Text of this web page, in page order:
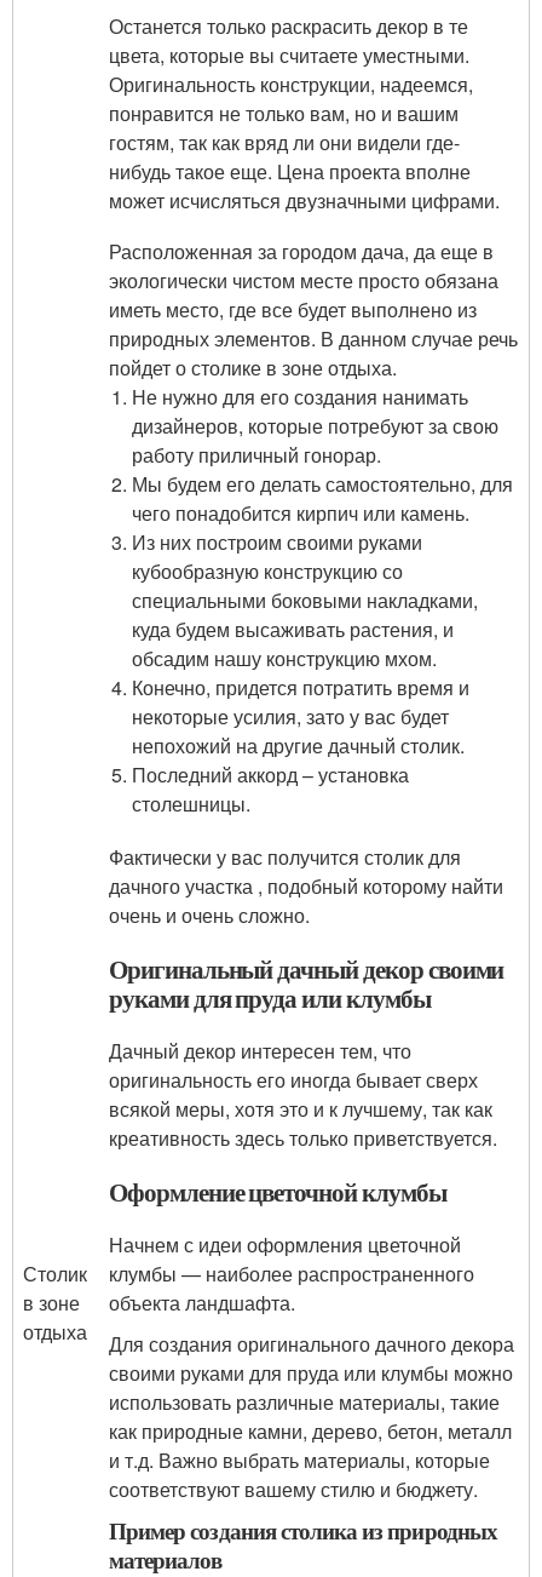
Останется только раскрасить декор в те
цвета, которые вы считаете уместными.
Оригинальность конструкции, надеемся,
понравится не только вам, но и вашим
гостям, так как вряд ли они видели где-
нибудь такое еще. Цена проекта вполне
может исчисляться двузначными цифрами.
Столик
в зоне
отдыха
Расположенная за городом дача, да еще в
экологически чистом месте просто обязана
иметь место, где все будет выполнено из
природных элементов. В данном случае речь
пойдет о столике в зоне отдыха.
Не нужно для его создания нанимать
дизайнеров, которые потребуют за свою
работу приличный гонорар.
Мы будем его делать самостоятельно, для
чего понадобится кирпич или камень.
Из них построим своими руками
кубообразную конструкцию со
специальными боковыми накладками,
куда будем высаживать растения, и
обсадим нашу конструкцию мхом.
Конечно, придется потратить время и
некоторые усилия, зато у вас будет
непохожий на другие дачный столик.
Последний аккорд – установка
столешницы.
Фактически у вас получится столик для
дачного участка , подобный которому найти
очень и очень сложно.
Оригинальный дачный декор своими
руками для пруда или клумбы
Дачный декор интересен тем, что
оригинальность его иногда бывает сверх
всякой меры, хотя это и к лучшему, так как
креативность здесь только приветствуется.
Оформление цветочной клумбы
Начнем с идеи оформления цветочной
клумбы — наиболее распространенного
объекта ландшафта.
Для создания оригинального дачного декора
своими руками для пруда или клумбы можно
использовать различные материалы, такие
как природные камни, дерево, бетон, металл
и т.д. Важно выбрать материалы, которые
соответствуют вашему стилю и бюджету.
Пример создания столика из природных
материалов